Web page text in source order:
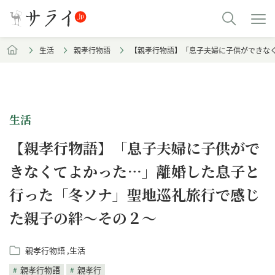
生活 親孝行物語 【親孝行物語】「息子夫婦に子供ができ
生活
【親孝行物語】「息子夫婦に子供がで
きなくてよかった…」離婚した息子と
行った「冬ソナ」聖地巡礼旅行で感じ
た親子の絆～その２〜
親孝行物語 生活
親孝行物語
親孝行